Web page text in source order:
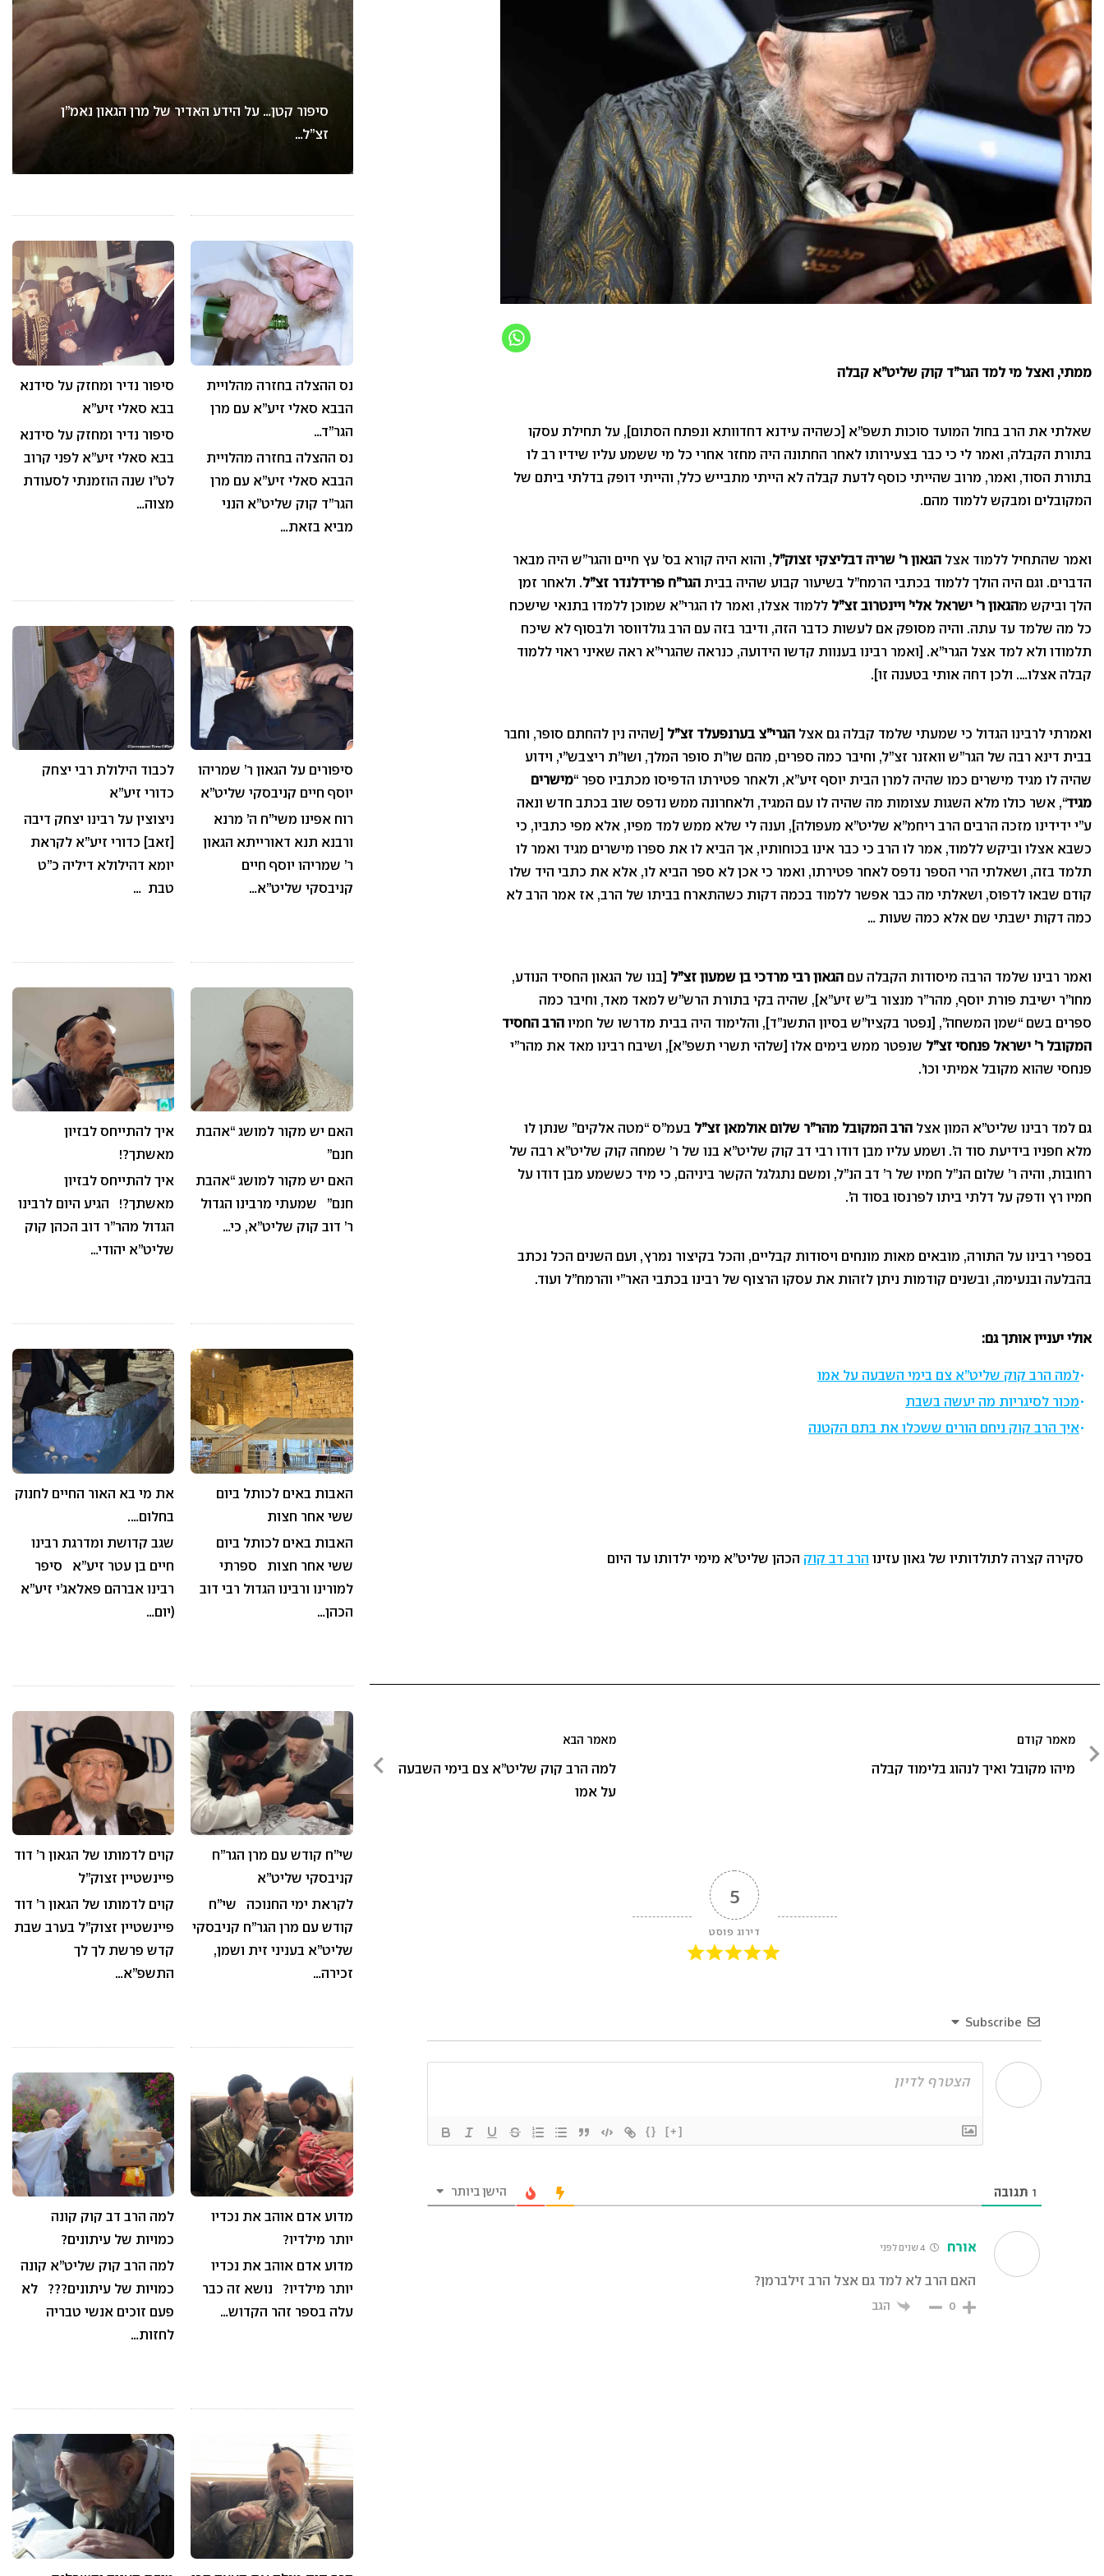
ממתי, ואצל מי למד הגר”ד קוק שליט”א קבלה
שאלתי את הרב בחול המועד סוכות תשפ”א [כשהיה עידנא דחדוותא ונפתח הסתום], על תחילת עסקו
בתורת הקבלה, ואמר לי כי כבר בצעירותו לאחר החתונה היה מחזר אחרי כל מי ששמע עליו שידיו רב לו
בתורת הסוד, ואמר, מרוב שהייתי כוסף לדעת קבלה לא הייתי מתבייש כלל, והייתי דופק בדלתי ביתם של
המקובלים ומבקש ללמוד מהם.
ואמר שהתחיל ללמוד אצל הגאון ר’ שריה דבליצקי זצוק”ל, והוא היה קורא בס’ עץ חיים והגר”ש היה מבאר
הדברים. וגם היה הולך ללמוד בכתבי הרמח”ל בשיעור קבוע שהיה בבית הגר”ח פרידלנדר זצ”ל. ולאחר זמן
הלך וביקש מהגאון ר’ ישראל אלי’ ויינטרוב זצ”ל ללמוד אצלו, ואמר לו הגרי”א שמוכן ללמדו בתנאי שישכח
כל מה שלמד עד עתה. והיה מסופק אם לעשות כדבר הזה, ודיבר בזה עם הרב גולדווסר ולבסוף לא שיכח
תלמודו ולא למד אצל הגרי”א. [ואמר רבינו בענוות קדשו הידועה, כנראה שהגרי”א ראה שאיני ראוי ללמוד
קבלה אצלו…. ולכן דחה אותי בטענה זו].
ואמרתי לרבינו הגדול כי שמעתי שלמד קבלה גם אצל הגרי”צ בערנפעלד זצ”ל [שהיה נין להחתם סופר, וחבר
בבית דינא רבה של הגר”ש וואזנר זצ”ל, וחיבר כמה ספרים, מהם שו”ת סופר המלך, ושו”ת ריצבש”י, וידוע
שהיה לו מגיד מישרים כמו שהיה למרן הבית יוסף זיע”א, ולאחר פטירתו הדפיסו מכתביו ספר “מישרים
מגיד“, אשר כולו מלא השגות עצומות מה שהיה לו עם המגיד, ולאחרונה ממש נדפס שוב בכתב חדש ונאה
ע”י ידידינו מזכה הרבים הרב ריחמ”א שליט”א מעפולה], וענה לי שלא ממש למד מפיו, אלא מפי כתביו, כי
כשבא אצלו וביקש ללמוד, אמר לו הרב כי כבר אינו בכוחותיו, אך הביא לו את ספרו מישרים מגיד ואמר לו
תלמד בזה, ושאלתי הרי הספר נדפס לאחר פטירתו, ואמר כי אכן לא ספר הביא לו, אלא את כתבי היד שלו
קודם שבאו לדפוס, ושאלתי מה כבר אפשר ללמוד בכמה דקות כשהתארח בביתו של הרב, אז אמר הרב לא
כמה דקות ישבתי שם אלא כמה שעות …
ואמר רבינו שלמד הרבה מיסודות הקבלה עם הגאון רבי מרדכי בן שמעון זצ”ל [בנו של הגאון החסיד הנודע,
מחו”ר ישיבת פורת יוסף, מהר”ר מנצור ב”ש זיע”א], שהיה בקי בתורת הרש”ש למאד מאד, וחיבר כמה
ספרים בשם “שמן המשחה”, [נפטר בקציו”ש בסיון התשנ”ד], והלימוד היה בבית מדרשו של חמיו הרב החסיד
המקובל ר’ ישראל פנחסי זצ”ל שנפטר ממש בימים אלו [שלהי תשרי תשפ”א], ושיבח רבינו מאד את מהר”י
פנחסי שהוא מקובל אמיתי וכו’.
גם למד רבינו שליט”א המון אצל הרב המקובל מהר”ר שלום אולמאן זצ”ל בעמ”ס “מטה אלקים” שנתן לו
מלא חפניו בידיעת סוד ה’. ושמע עליו מבן דודו רבי דב קוק שליט”א בנו של ר’ שמחה קוק שליט”א רבה של
רחובות, והיה ר’ שלום הנ”ל חמיו של ר’ דב הנ”ל, ומשם נתגלגל הקשר ביניהם, כי מיד כששמע מבן דודו על
חמיו רץ ודפק על דלתי ביתו לפרנסו בסוד ה’.
בספרי רבינו על התורה, מובאים מאות מונחים ויסודות קבליים, והכל בקיצור נמרץ, ועם השנים הכל נכתב
בהבלעה ובנעימה, ובשנים קודמות ניתן לזהות את עסקו הרצוף של רבינו בכתבי האר”י והרמח”ל ועוד.
אולי יעניין אותך גם:
למה הרב קוק שליט”א צם בימי השבעה על אמו
מכור לסיגריות מה יעשה בשבת
איך הרב קוק ניחם הורים ששכלו את בתם הקטנה
סקירה קצרה לתולדותיו של גאון עזינו הרב דב קוק הכהן שליט”א מימי ילדותו עד היום
ניווט מאמר הבא
מאמר
הבא
למה הרב קוק שליט”א צם בימי השבעה
על אמו
מאמר קודם
מאמר
מיהו מקובל ואיך לנהוג בלימוד קבלה
5
דירוג פוסט
Subscribe
{} [+]
1 תגובה הישן ביותר
אורח 4 שנים לפני
האם הרב לא למד גם אצל הרב זילברמן?
0 הגב
סיפור קטן… על הידע האדיר של מרן הגאון נאמ”ן
זצ”ל…
נס ההצלה בחזרה מהלויית
הבבא סאלי זיע”א עם מרן
הגר”ד…
נס ההצלה בחזרה מהלויית
הבבא סאלי זיע”א עם מרן
הגר”ד קוק שליט”א הנני
מביא בזאת…
סיפור נדיר ומחזק על סידנא
בבא סאלי זיע”א
סיפור נדיר ומחזק על סידנא
בבא סאלי זיע”א לפני קרוב
לט”ו שנה הוזמנתי לסעודת
מצוה…
סיפורים על הגאון ר’ שמריהו
יוסף חיים קניבסקי שליט”א
רוח אפינו משי”ח ה’ מרנא
ורבנא תנא דאורייתא הגאון
ר’ שמריהו יוסף חיים
קניבסקי שליט”א…
לכבוד הילולת רבי יצחק
כדורי זיע”א
ניצוצין על רבינו יצחק דיבה
[זאב] כדורי זיע”א לקראת
יומא דהילולא דיליה כ”ט
טבת …
האם יש מקור למושג “אהבת
חנם”
האם יש מקור למושג “אהבת
חנם” שמעתי מרבינו הגדול
ר’ דוב קוק שליט”א, כי…
איך להתייחס לבזיון
מאשתך?!
איך להתייחס לבזיון
מאשתך?! הגיע היום לרבינו
הגדול מהר”ר דוב הכהן קוק
שליט”א יהודי…
האבות באים לכותל ביום
ששי אחר חצות
האבות באים לכותל ביום
ששי אחר חצות ספרתי
למורינו ורבינו הגדול רבי דוב
הכהן…
את מי בא האור החיים לחנוק
בחלום….
שגב קדושת ומדרגת רבינו
חיים בן עטר זיע”א סיפר
רבינו אברהם פאלאג’י זיע”א
(יום…
שי”ח קודש עם מרן הגר”ח
קניבסקי שליט”א
לקראת ימי החנוכה שי”ח
קודש עם מרן הגר”ח קניבסקי
שליט”א בעניני זית ושמן,
זכירה…
קוים לדמותו של הגאון ר’ דוד
פיינשטיין זצוק”ל
קוים לדמותו של הגאון ר’ דוד
פיינשטיין זצוק”ל בערב שבת
קדש פרשת לך לך
התשפ”א…
מדוע אדם אוהב את נכדיו
יותר מילדיו?
מדוע אדם אוהב את נכדיו
יותר מילדיו? נושא זה כבר
עלה בספר זהר הקדוש…
למה הרב דב קוק קונה
כמויות של עיתונים?
למה הרב קוק שליט”א קונה
כמויות של עיתונים??? לא
פעם זוכים אנשי טבריה
לחזות…